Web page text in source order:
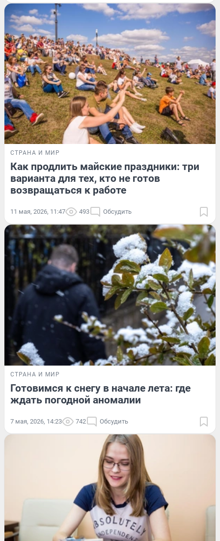
СТРАНА И МИР
Как продлить майские праздники: три
варианта для тех, кто не готов
возвращаться к работе
11 мая, 2026, 11:47 493 Обсудить
СТРАНА И МИР
Готовимся к снегу в начале лета: где
ждать погодной аномалии
7 мая, 2026, 14:23 742 Обсудить